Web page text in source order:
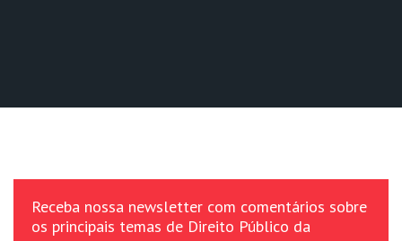
Receba nossa newsletter com comentários sobre
os principais temas de Direito Público da